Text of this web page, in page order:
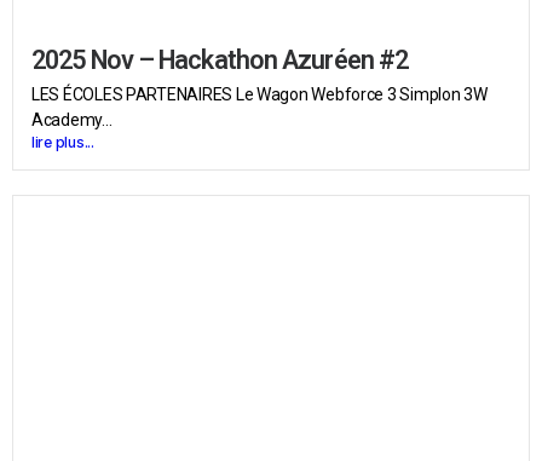
2025 Nov – Hackathon Azuréen #2
LES ÉCOLES PARTENAIRES Le Wagon Webforce 3 Simplon 3W
Academy...
lire plus...